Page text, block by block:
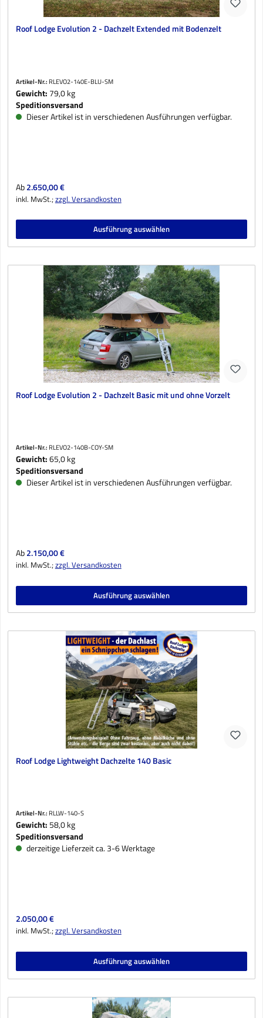
Roof Lodge Evolution 2 - Dachzelt Extended mit Bodenzelt
Artikel-Nr.: RLEVO2-140E-BLU-SM
Gewicht: 79,0 kg
Speditionsversand
Dieser Artikel ist in verschiedenen Ausführungen verfügbar.
Regulärer Preis:
Ab2.650,00 €
inkl. MwSt.;zzgl. Versandkosten
Ausführung auswählen
Roof Lodge Evolution 2 - Dachzelt Basic mit und ohne Vorzelt
Artikel-Nr.: RLEVO2-140B-COY-SM
Gewicht:65,0 kg
Speditionsversand
Dieser Artikel ist in verschiedenen Ausführungen verfügbar.
Regulärer Preis:
Ab2.150,00 €
inkl. MwSt.;zzgl. Versandkosten
Ausführung auswählen
Roof Lodge Lightweight Dachzelte 140 Basic
Artikel-Nr.: RLLW-140-S
Gewicht: 58,0 kg
Speditionsversand
derzeitige Lieferzeit ca. 3-6 Werktage
Regulärer Preis:
2.050,00 €
inkl. MwSt.;zzgl. Versandkosten
Ausführung auswählen